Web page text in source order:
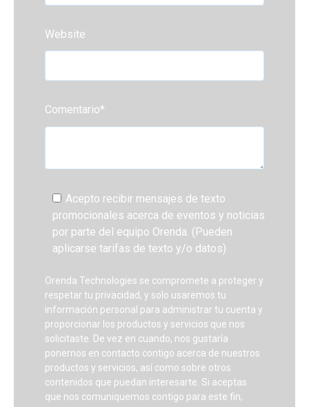
Website
Comentario*
Acepto recibir mensajes de texto
promocionales acerca de eventos y noticias
por parte del equipo Orenda. (Pueden
aplicarse tarifas de texto y/o datos)
Orenda Technologies se compromete a proteger y
respetar tu privacidad, y solo usaremos tu
información personal para administrar tu cuenta y
proporcionar los productos y servicios que nos
solicitaste. De vez en cuando, nos gustaría
ponernos en contacto contigo acerca de nuestros
productos y servicios, así como sobre otros
contenidos que puedan interesarte. Si aceptas
que nos comuniquemos contigo para este fin,